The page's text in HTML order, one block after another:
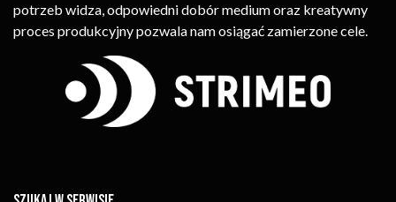
potrzeb widza, odpowiedni dobór medium oraz kreatywny
proces produkcyjny pozwala nam osiągać zamierzone cele.